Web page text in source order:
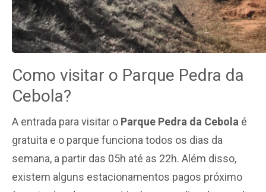
Como visitar o Parque Pedra da
Cebola?
A entrada para visitar o Parque Pedra da Cebola é
gratuita e o parque funciona todos os dias da
semana, a partir das 05h até as 22h. Além disso,
existem alguns estacionamentos pagos próximo